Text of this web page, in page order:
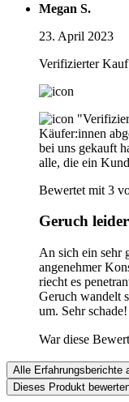
Megan S.
23. April 2023
Verifizierter Kauf
Käufer:innen
bei uns gekauft
alle, die ein
Bewertet mit 3
Geruch
An sich ein sehr
angenehmer
riecht es
Geruch wandelt
um. Sehr schade!
War diese
Alle Erfahrungsberichte
Dieses Produkt